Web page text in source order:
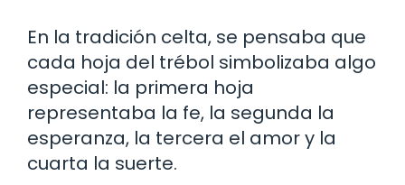
En la tradición celta, se pensaba que
cada hoja del trébol simbolizaba algo
especial: la primera hoja
representaba la fe, la segunda la
esperanza, la tercera el amor y la
cuarta la suerte.